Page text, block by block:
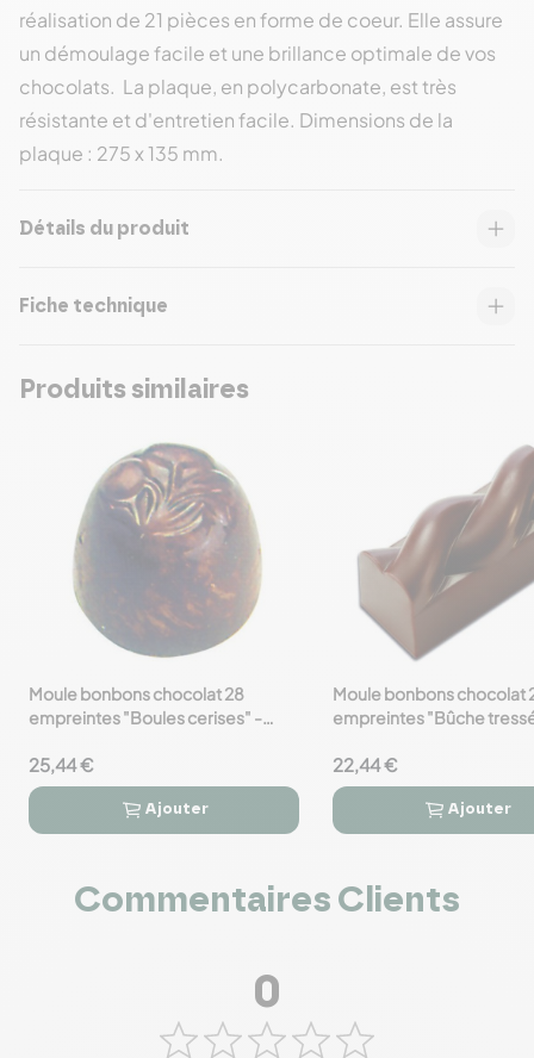
réalisation de 21 pièces en forme de coeur. Elle assure
un démoulage facile et une brillance optimale de vos
chocolats. La plaque, en polycarbonate, est très
résistante et d'entretien facile. Dimensions de la
plaque : 275 x 135 mm.
Détails du produit
Fiche technique
Produits similaires
favorite_border
Moule bonbons chocolat 28
empreintes "Boules cerises" -
25,44 €
 
Ajouter
favorite_border
Moule bonbons chocolat
empreintes "Bûche
22,44 €
 
Ajouter
Commentaires Clients
0